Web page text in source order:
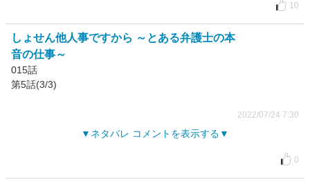
10
しょせん他人事ですから ～とある弁護士の本
音の仕事～
015話
第5話(3/3)
2022/07/24 7:30
ネタバレ コメントを表示する
0